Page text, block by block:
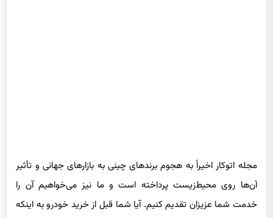
آن‌ها روی محیط‌زیست پرداخته است و ما نیز می‌خواهیم آن را
خدمت شما عزیزان تقدیم کنیم. آیا شما قبل از خرید خودرو به اینکه
در کجا تولید شده است و ملیت خودروسازان اهمیتی می‌دهید؟ این